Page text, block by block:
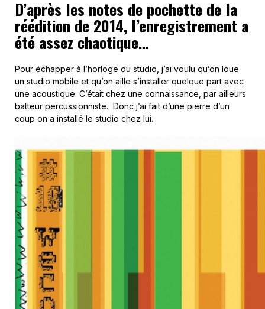
D’après les notes de pochette de la
réédition de 2014, l’enregistrement a
été assez chaotique…
Pour échapper à l’horloge du studio, j’ai voulu qu’on loue
un studio mobile et qu’on aille s’installer quelque part avec
une acoustique. C’était chez une connaissance, par ailleurs
batteur percussionniste. Donc j’ai fait d’une pierre d’un
coup on a installé le studio chez lui.